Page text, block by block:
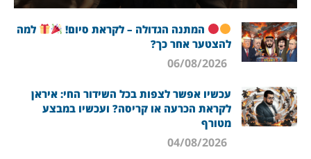
המתנה הגדולה – לקראת סיום!
למה
להצטער אחר כך?
עכשיו אפשר לצפות בכל השידור החי: איראן
לקראת הכרעה או קריסה? ועכשיו במבצע
מטורף